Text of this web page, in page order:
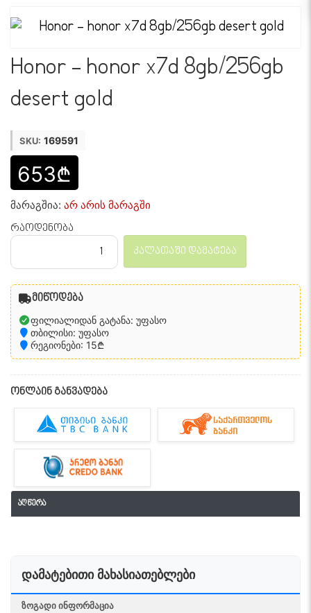
Honor - honor x7d 8gb/256gb
desert gold
SKU: 169591
653₾
მარაგშია: არ არის მარაგში
რაოდენობა
კალათაში დამატება
მიწოდება
ფილიალიდან გატანა: უფასო
თბილისი: უფასო
რეგიონები: 15₾
ონლაინ განვადება
აღწერა
დამატებითი მახასიათებლები
ᲖᲝᲒᲐᲓᲘ ᲘᲜᲤᲝᲠᲛᲐᲪᲘᲐ